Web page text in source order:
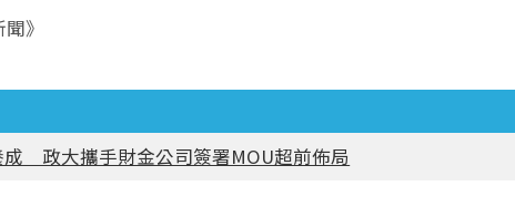
》
政大攜手財金公司簽署MOU超前佈局